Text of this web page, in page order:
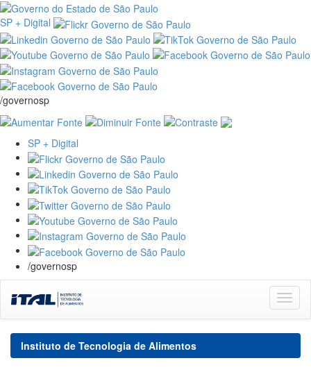
SP + Digital
/governosp
SP + Digital
/governosp
navigation
Instituto de Tecnologia de Alimentos